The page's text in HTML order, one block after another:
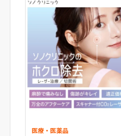
医療・医薬品